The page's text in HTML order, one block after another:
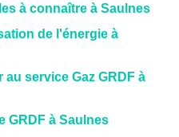
à connaître à Saulnes
de l'énergie à
service Gaz GRDF à
GRDF à Saulnes